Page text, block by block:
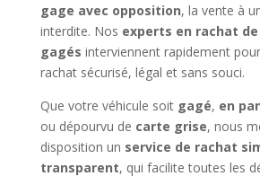
gage avec opposition, la vente à
interdite. Nos experts en rachat
gagés interviennent rapidement
rachat sécurisé, légal et sans souci.
Que votre véhicule soit gagé, en
ou dépourvu de carte grise, nous
disposition un service de rachat
transparent, qui facilite toutes les